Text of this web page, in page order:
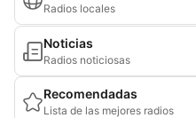
Radios locales
Noticias
Radios noticiosas
Recomendadas
Lista de las mejores radios